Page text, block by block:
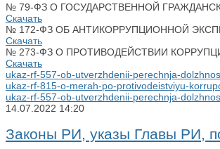
№ 79-ФЗ О ГОСУДАРСТВЕННОЙ
Скачать
№ 172-ФЗ ОБ АНТИКОРРУПЦИОННОЙ
Скачать
№ 273-ФЗ О ПРОТИВОДЕЙСТВИИ
Скачать
ukaz-rf-557-ob-utverzhdenii-perechnja-
ukaz-rf-815-o-merah-po-protivodeistviyu-
ukaz-rf-557-ob-utverzhdenii-perechnja-
14.07.2022 14:20
Законы РИ, указы Главы РИ,